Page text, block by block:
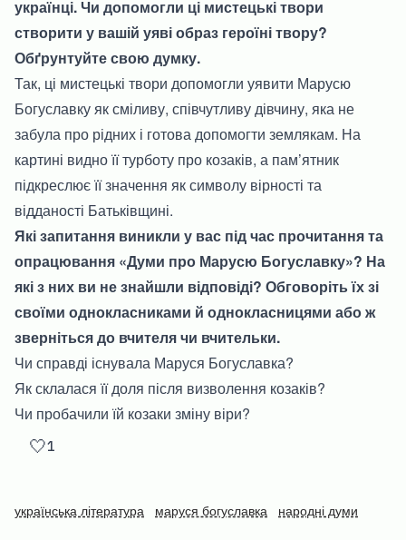
українці. Чи допомогли ці мистецькі твори
створити у вашій уяві образ героїні твору?
Обґрунтуйте свою думку.
Так, ці мистецькі твори допомогли уявити Марусю
Богуславку як сміливу, співчутливу дівчину, яка не
забула про рідних і готова допомогти землякам. На
картині видно її турботу про козаків, а пам’ятник
підкреслює її значення як символу вірності та
відданості Батьківщині.
Які запитання виникли у вас під час прочитання та
опрацювання «Думи про Марусю Богуславку»? На
які з них ви не знайшли відповіді? Обговоріть їх зі
своїми однокласниками й однокласницями або ж
зверніться до вчителя чи вчительки.
Чи справді існувала Маруся Богуславка?
Як склалася її доля після визволення козаків?
Чи пробачили їй козаки зміну віри?
🤍1
українська література маруся богуславка народні думи